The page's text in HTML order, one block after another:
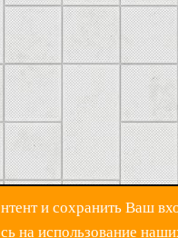
и сохранить Ваш
на использование